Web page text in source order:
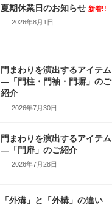
夏期休業日のお知らせ 新着!!
2026年8月1日
門まわりを演出するアイテム
―「門柱・門袖・門塀」のご
紹介
2026年7月30日
門まわりを演出するアイテム
―「門扉」のご紹介
2026年7月28日
「外溝」と「外構」の違い